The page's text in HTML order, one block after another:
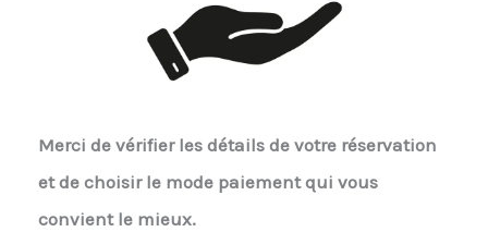
Merci de vérifier les détails de votre réservation
et de choisir le mode paiement qui vous
convient le mieux.